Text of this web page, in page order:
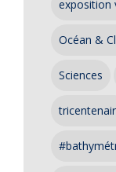
exposition
Océan &
Sciences